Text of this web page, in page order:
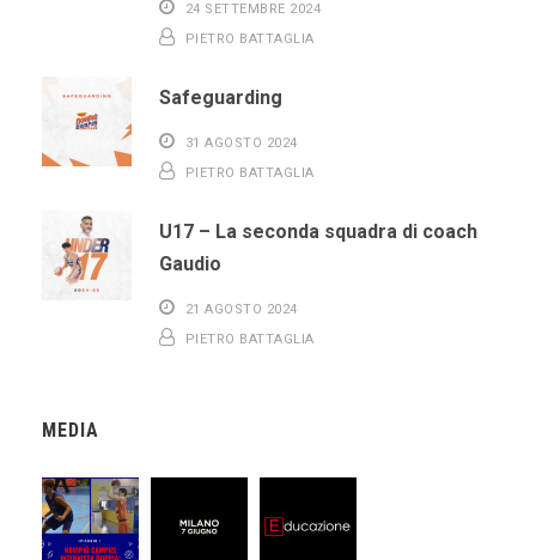
24 SETTEMBRE 2024
PIETRO BATTAGLIA
Safeguarding
31 AGOSTO 2024
PIETRO BATTAGLIA
U17 – La seconda squadra di coach
Gaudio
21 AGOSTO 2024
PIETRO BATTAGLIA
MEDIA